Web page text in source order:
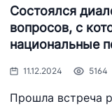
Номер
доверия
+998 (78) 140-
Состоялся
вопросов, с
национальные
11.12.2024 5164
Прошла встреча